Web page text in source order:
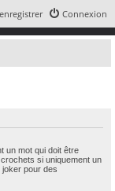
Connexion
un mot qui doit être
si uniquement un
pour des